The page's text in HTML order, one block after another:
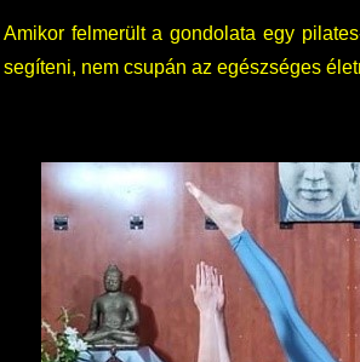
Amikor felmerült a gondolata egy
segíteni, nem csupán az egészséges